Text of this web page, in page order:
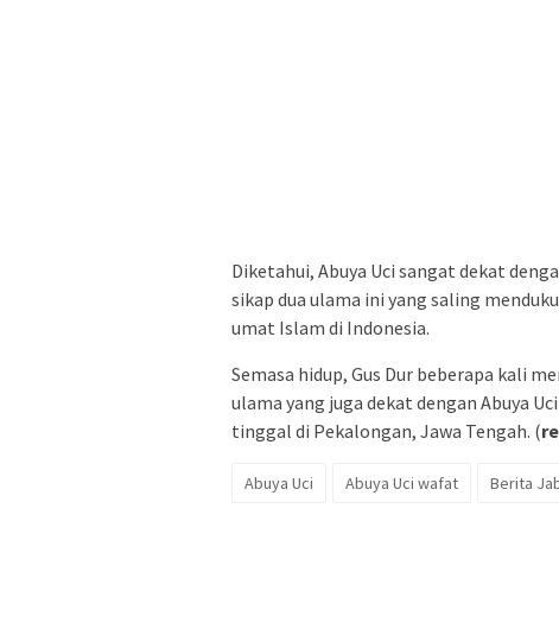
Diketahui, Abuya Uci sangat dekat
sikap dua ulama ini yang saling
umat Islam di Indonesia.
Semasa hidup, Gus Dur beberapa kali
ulama yang juga dekat dengan Abuya
tinggal di Pekalongan, Jawa Tengah. (
Abuya Uci Abuya Uci wafat Berita